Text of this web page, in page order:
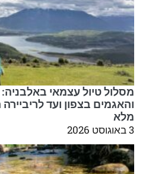
מסלול טיול עצמאי
והאגמים בצפון ועד
מלא
3 באוגוסט 2026